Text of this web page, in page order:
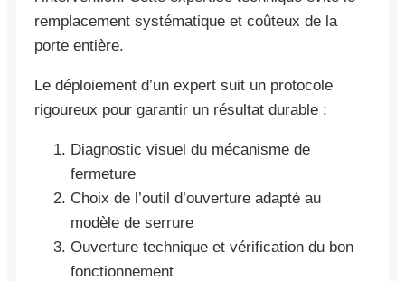
remplacement systématique et coûteux de la
porte entière.
Le déploiement d’un expert suit un protocole
rigoureux pour garantir un résultat durable :
Diagnostic visuel du mécanisme de
fermeture
Choix de l’outil d’ouverture adapté au
modèle de serrure
Ouverture technique et vérification du bon
fonctionnement